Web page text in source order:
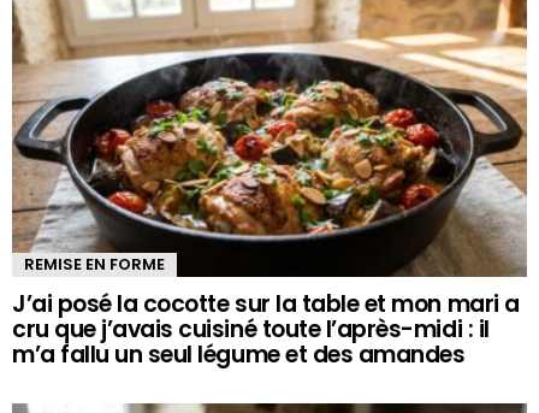
REMISE EN FORME
J’ai posé la cocotte sur la table et mon mari a
cru que j’avais cuisiné toute l’après-midi : il
m’a fallu un seul légume et des amandes